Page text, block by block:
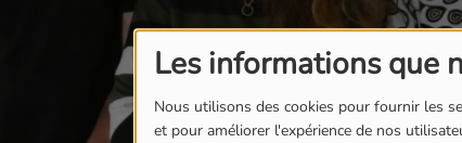
Les informations que
Nous utilisons des cookies pour fournir les
et pour améliorer l'expérience de nos